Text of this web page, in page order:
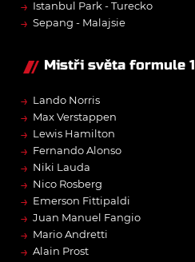
→ Istanbul Park - Turecko
→ Sepang - Malajsie
Mistři světa formule 1
→ Lando Norris
→ Max Verstappen
→ Lewis Hamilton
→ Fernando Alonso
→ Niki Lauda
→ Nico Rosberg
→ Emerson Fittipaldi
→ Juan Manuel Fangio
→ Mario Andretti
→ Alain Prost